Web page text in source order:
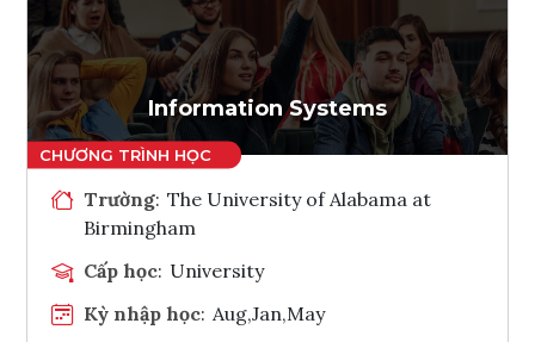
Ghi danh
Tham vấn Interlink
Information Systems
Trường: The University of Alabama at
Birmingham
Cấp học: University
Kỳ nhập học: Aug,Jan,May